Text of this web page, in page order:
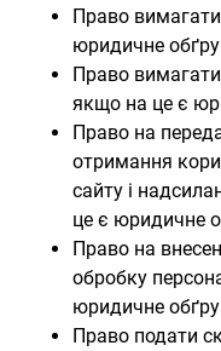
Право
юридичне
Право
якщо на це є
Право на
отримання
сайту і
це є юридичне
Право на
обробку
юридичне
Право подати